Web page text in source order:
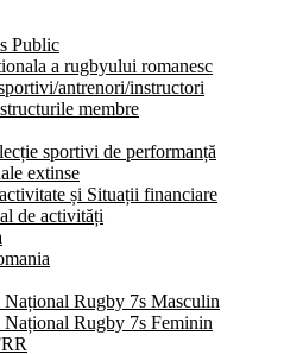
Public
a rugbyului romanesc
antrenori/instructori
membre
sportivi de performanță
extinse
și Situații financiare
de activități
Rugby 7s Masculin
Rugby 7s Feminin